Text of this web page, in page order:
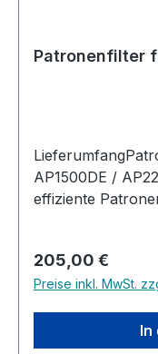
Patronenfilter
AP1500DE /
effiziente
Schleifen,
Vergleich zu
deutlich bessere
Atemwege –
Regulärer Preis:
205,00 €
Preise inkl. MwSt.
In